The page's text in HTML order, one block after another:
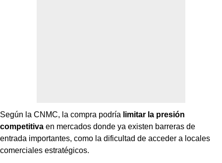
Según la CNMC, la compra podría limitar la presión
competitiva en mercados donde ya existen barreras de
entrada importantes, como la dificultad de acceder a locales
comerciales estratégicos.